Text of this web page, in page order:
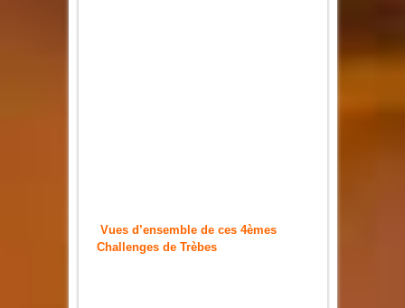
Vues d’ensemble de ces 4èmes
Challenges de Trèbes